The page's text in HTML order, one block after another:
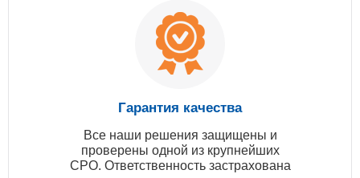
Гарантия качества
Все наши решения защищены и
проверены одной из крупнейших
СРО. Ответственность застрахована